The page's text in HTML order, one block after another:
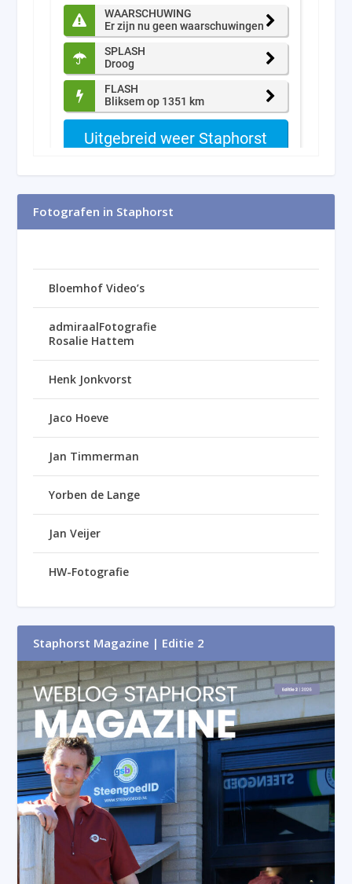
Fotografen in Staphorst
Bloemhof Video’s
admiraalFotografie
Rosalie Hattem
Henk Jonkvorst
Jaco Hoeve
Jan Timmerman
Yorben de Lange
Jan Veijer
HW-Fotografie
Staphorst Magazine | Editie 2